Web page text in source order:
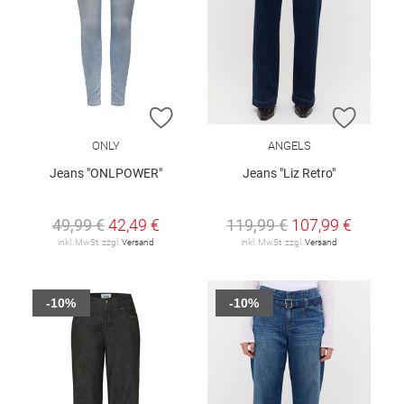
ZUR WUNSCHLISTE HINZUFÜGEN
ONLY
Jeans "ONLPOWER"
49,99 €42,49 €
inkl. MwSt. zzgl. Versand
ZUR
ANGELS
Jeans "Liz Retro"
119,99 € 107,99 €
inkl. MwSt. zzgl. Versand
-10% -10%